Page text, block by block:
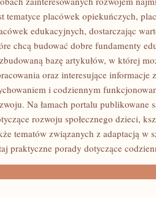
tematyce placówek opiekuńczych,
edukacyjnych, dostarczając
chcą budować dobre fundamenty
bazę artykułów, w której
oraz interesujące informacje
i codziennym
Na łamach portalu publikowane
rozwoju społecznego dzieci,
tematów związanych z adaptacją w
praktyczne porady dotyczące